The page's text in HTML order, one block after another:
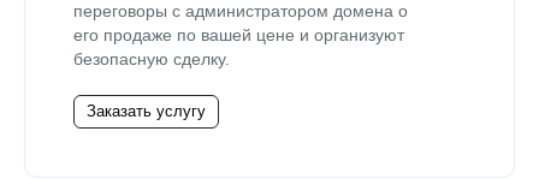
переговоры с администратором домена о
его продаже по вашей цене и организуют
безопасную сделку.
Заказать услугу